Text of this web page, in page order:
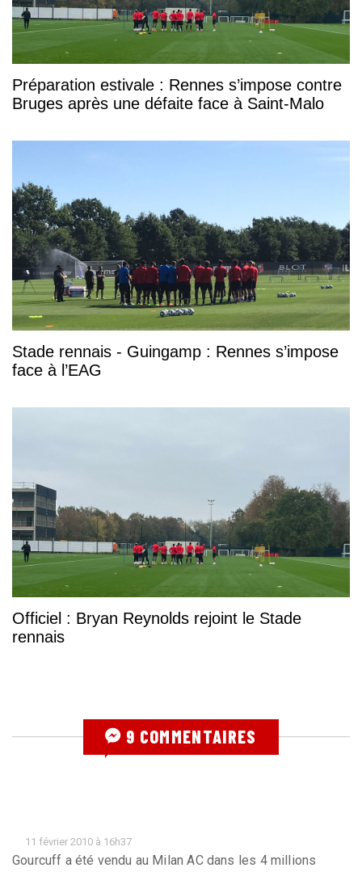
Préparation estivale : Rennes s’impose contre
Bruges après une défaite face à Saint-Malo
Stade rennais - Guingamp : Rennes s’impose
face à l’EAG
Officiel : Bryan Reynolds rejoint le Stade
rennais
9 COMMENTAIRES
11 février 2010 à 16h37
Gourcuff a été vendu au Milan AC dans les 4 millions